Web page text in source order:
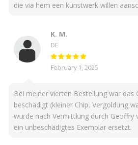
die via hem een kunstwerk willen
K. M.
DE
February 1, 2025
Bei meiner vierten Bestellung war das
beschädigt (kleiner Chip, Vergoldung
wurde nach Vermittlung durch Geoffry
ein unbeschädigtes Exemplar ersetzt.